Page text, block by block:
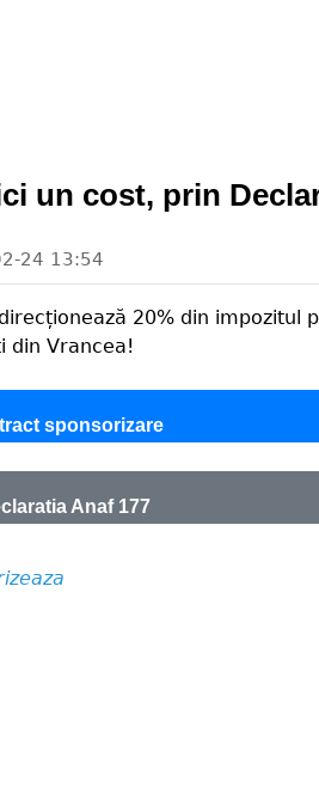
un cost, prin
24 13:54
20% din impozitul
din Vrancea!
sponsorizare
Anaf 177
declarația 177!